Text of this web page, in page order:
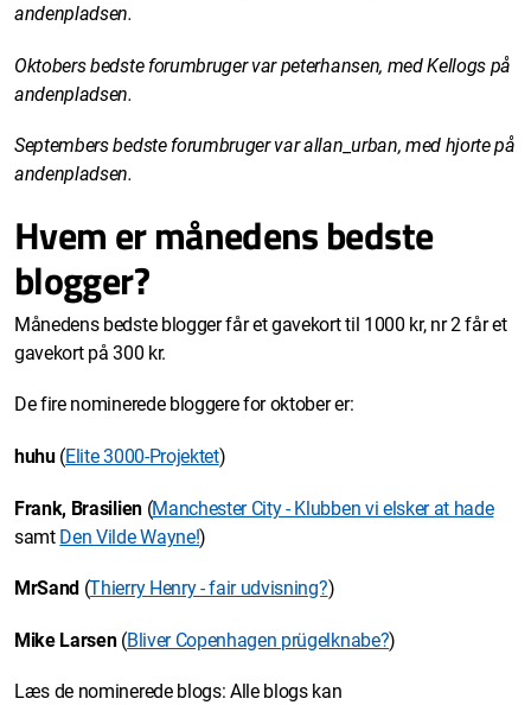
andenpladsen.
Oktobers bedste forumbruger var peterhansen, med Kellogs på
andenpladsen.
Septembers bedste forumbruger var allan_urban, med hjorte på
andenpladsen.
Hvem er månedens bedste
blogger?
Månedens bedste blogger får et gavekort til 1000 kr, nr 2 får et
gavekort på 300 kr.
De fire nominerede bloggere for oktober er:
huhu (Elite 3000-Projektet)
Frank, Brasilien (Manchester City - Klubben vi elsker at hade
samt Den Vilde Wayne!)
MrSand (Thierry Henry - fair udvisning?)
Mike Larsen (Bliver Copenhagen prügelknabe?)
Læs de nominerede blogs: Alle blogs kan